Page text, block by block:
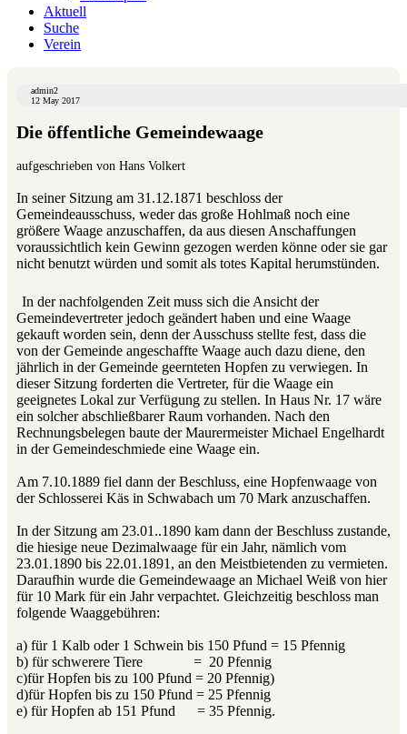
Aktuell
Suche
Verein
admin2
12 May 2017
Die öffentliche Gemeindewaage
aufgeschrieben von Hans Volkert
In seiner Sitzung am 31.12.1871 beschloss der
Gemeindeausschuss, weder das große Hohlmaß noch eine
größere Waage anzuschaffen, da aus diesen Anschaffungen
voraussichtlich kein Gewinn gezogen werden könne oder sie gar
nicht benutzt würden und somit als totes Kapital herumstünden.
In der nachfolgenden Zeit muss sich die Ansicht der
Gemeindevertreter jedoch geändert haben und eine Waage
gekauft worden sein, denn der Ausschuss stellte fest, dass die
von der Gemeinde angeschaffte Waage auch dazu diene, den
jährlich in der Gemeinde geernteten Hopfen zu verwiegen. In
dieser Sitzung forderten die Vertreter, für die Waage ein
geeignetes Lokal zur Verfügung zu stellen. In Haus Nr. 17 wäre
ein solcher abschließbarer Raum vorhanden. Nach den
Rechnungsbelegen baute der Maurermeister Michael Engelhardt
in der Gemeindeschmiede eine Waage ein.
Am 7.10.1889 fiel dann der Beschluss, eine Hopfenwaage von
der Schlosserei Käs in Schwabach um 70 Mark anzuschaffen.
In der Sitzung am 23.01..1890 kam dann der Beschluss zustande,
die hiesige neue Dezimalwaage für ein Jahr, nämlich vom
23.01.1890 bis 22.01.1891, an den Meistbietenden zu vermieten.
Daraufhin wurde die Gemeindewaage an Michael Weiß von hier
für 10 Mark für ein Jahr verpachtet. Gleichzeitig beschloss man
folgende Waaggebühren:
a) für 1 Kalb oder 1 Schwein bis 150 Pfund = 15 Pfennig
b) für schwerere Tiere = 20 Pfennig
c)für Hopfen bis zu 100 Pfund = 20 Pfennig)
d)für Hopfen bis zu 150 Pfund = 25 Pfennig
e) für Hopfen ab 151 Pfund = 35 Pfennig.